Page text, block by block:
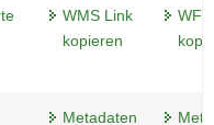
WMS Link
kopieren
Metadaten